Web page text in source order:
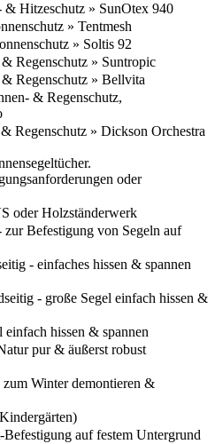
& Hitzeschutz » SunOtex 940
» Tentmesh
» Soltis 92
Regenschutz » Suntropic
Regenschutz » Bellvita
& Regenschutz,
Regenschutz » Dickson Orchestra
oder
oder Holzständerwerk
Befestigung von Segeln auf
- einfaches hissen & spannen
- große Segel einfach hissen &
hissen & spannen
pur & äußerst robust
Winter demontieren &
auf festem Untergrund